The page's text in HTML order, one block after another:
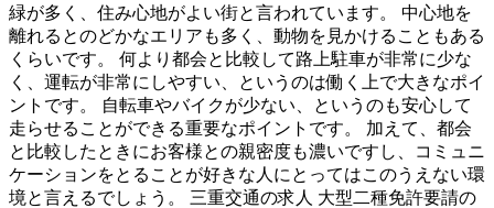
緑が多く、住み心地がよい街と言われています。 中心地を
離れるとのどかなエリアも多く、動物を見かけることもある
くらいです。 何より都会と比較して路上駐車が非常に少な
く、運転が非常にしやすい、というのは働く上で大きなポイ
ントです。 自転車やバイクが少ない、というのも安心して
走らせることができる重要なポイントです。 加えて、都会
と比較したときにお客様との親密度も濃いですし、コミュニ
ケーションをとることが好きな人にとってはこのうえない環
境と言えるでしょう。 三重交通の求人 大型二種免許要請の